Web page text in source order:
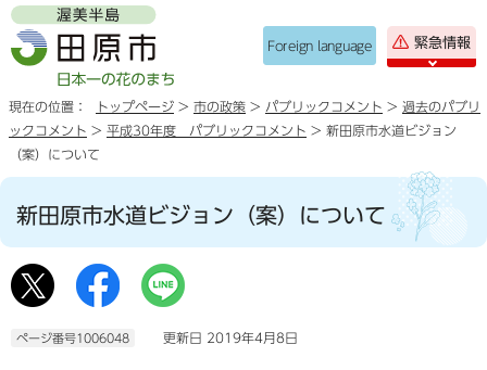
Foreign language 緊急情報
現在の位置： トップページ > 市の政策 > パブリックコメント > 過去のパブリ
ックコメント > 平成30年度 パブリックコメント > 新田原市水道ビジョン
（案）について
新田原市水道ビジョン（案）について
ページ番号1006048 更新日 2019年4月8日